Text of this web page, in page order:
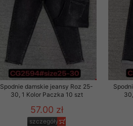
Spodnie damskie jeansy Roz 25-
30, 1 Kolor Paczka 10 szt
57.00 zł
szczegóły